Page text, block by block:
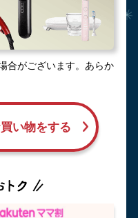
合がございます。あらか
い物をする